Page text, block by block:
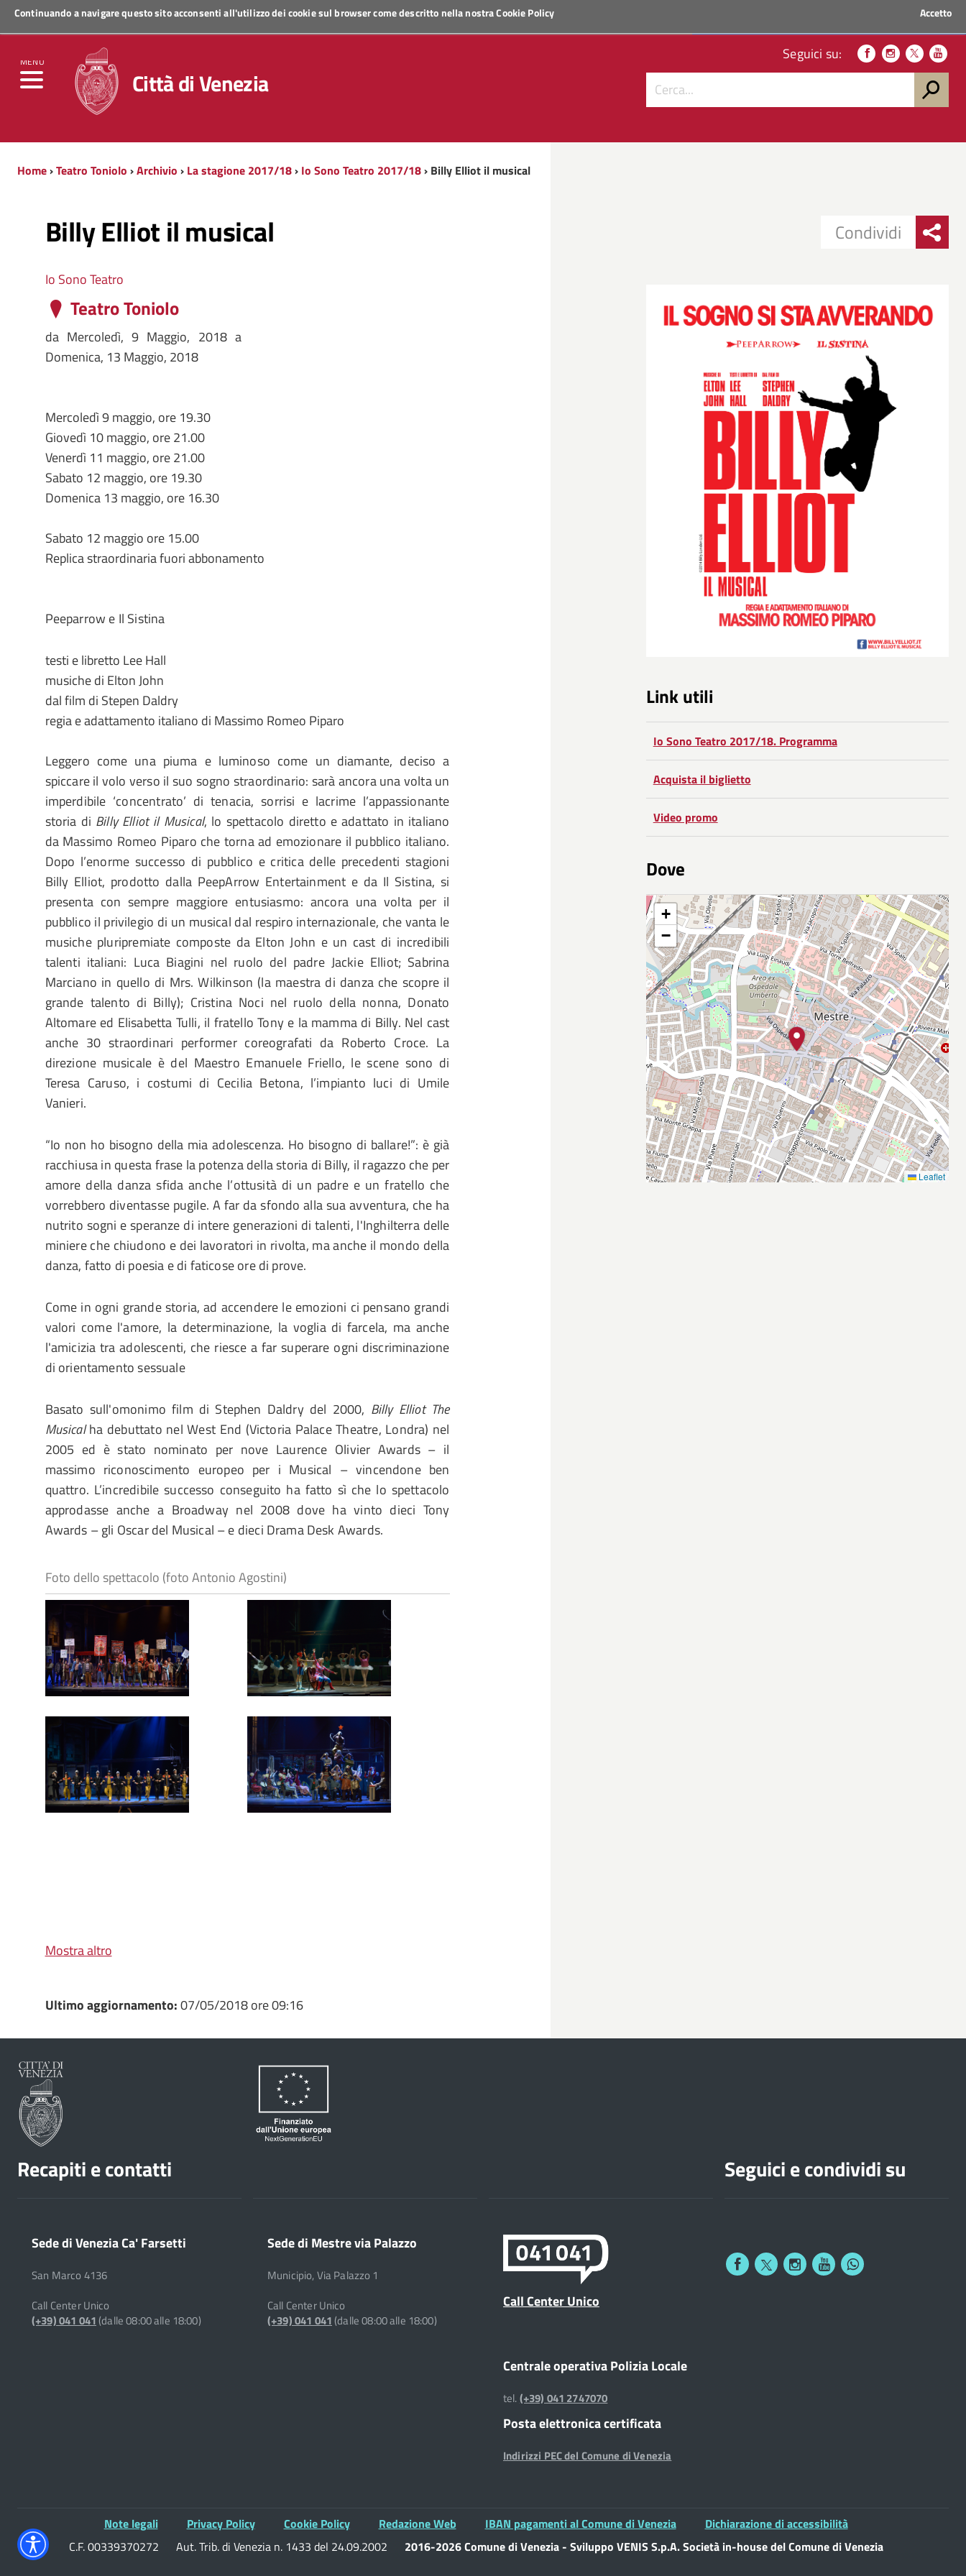
Continuando a navigare questo sito acconsenti all'utilizzo dei cookie sul browser come descritto nella nostraCookie Policy Accetto
MENU
Regione Veneto
Città di Venezia
Seguici su:
Home›Teatro Toniolo ›Archivio › La stagione 2017/18› Io Sono Teatro 2017/18› Billy Elliot il musical
Billy Elliot il musical
Io Sono Teatro
Teatro Toniolo
da Mercoledì, 9 Maggio, 2018a
Domenica, 13 Maggio, 2018
Mercoledì 9 maggio, ore 19.30
Giovedì 10 maggio, ore 21.00
Venerdì 11 maggio, ore 21.00
Sabato 12 maggio, ore 19.30
Domenica 13 maggio, ore 16.30
Sabato 12 maggio ore 15.00
Replica straordinaria fuori abbonamento
Peeparrow e Il Sistina
testi e libretto Lee Hall
musiche di Elton John
dal film di Stepen Daldry
regia e adattamento italiano di Massimo Romeo Piparo
Leggero come una piuma e luminoso come un diamante, deciso a
spiccare il volo verso il suo sogno straordinario: sarà ancora una volta un
imperdibile ‘concentrato’ di tenacia, sorrisi e lacrime l’appassionante
storia di Billy Elliot il Musical, lo spettacolo diretto e adattato in italiano
da Massimo Romeo Piparo che torna ad emozionare il pubblico italiano.
Dopo l’enorme successo di pubblico e critica delle precedenti stagioni
Billy Elliot, prodotto dalla PeepArrow Entertainment e da Il Sistina, si
presenta con sempre maggiore entusiasmo: ancora una volta per il
pubblico il privilegio di un musical dal respiro internazionale, che vanta le
musiche pluripremiate composte da Elton John e un cast di incredibili
talenti italiani: Luca Biagini nel ruolo del padre Jackie Elliot; Sabrina
Marciano in quello di Mrs. Wilkinson (la maestra di danza che scopre il
grande talento di Billy); Cristina Noci nel ruolo della nonna, Donato
Altomare ed Elisabetta Tulli, il fratello Tony e la mamma di Billy. Nel cast
anche 30 straordinari performer coreografati da Roberto Croce. La
direzione musicale è del Maestro Emanuele Friello, le scene sono di
Teresa Caruso, i costumi di Cecilia Betona, l’impianto luci di Umile
Vanieri.
“Io non ho bisogno della mia adolescenza. Ho bisogno di ballare!”: è già
racchiusa in questa frase la potenza della storia di Billy, il ragazzo che per
amore della danza sfida anche l’ottusità di un padre e un fratello che
vorrebbero diventasse pugile. A far da sfondo alla sua avventura, che ha
nutrito sogni e speranze di intere generazioni di talenti, l'Inghilterra delle
miniere che chiudono e dei lavoratori in rivolta, ma anche il mondo della
danza, fatto di poesia e di faticose ore di prove.
Come in ogni grande storia, ad accendere le emozioni ci pensano grandi
valori come l'amore, la determinazione, la voglia di farcela, ma anche
l'amicizia tra adolescenti, che riesce a far superare ogni discriminazione
di orientamento sessuale
Basato sull'omonimo film di Stephen Daldry del 2000, Billy Elliot The
Musicalha debuttato nel West End (Victoria Palace Theatre, Londra) nel
2005 ed è stato nominato per nove Laurence Olivier Awards – il
massimo riconoscimento europeo per i Musical – vincendone ben
quattro. L’incredibile successo conseguito ha fatto sì che lo spettacolo
approdasse anche a Broadway nel 2008 dove ha vinto dieci Tony
Awards – gli Oscar del Musical – e dieci Drama Desk Awards.
Foto dello spettacolo (foto Antonio Agostini)
Mostra altro
Condividi
Link utili
Io Sono Teatro 2017/18. Programma
Acquista il biglietto
Video promo
Dove
+
−
Leaflet
Ultimo aggiornamento:07/05/2018 ore 09:16
Recapiti e contatti
Sede di Venezia Ca' Farsetti
San Marco 4136
Call Center Unico
(+39) 041 041(dalle 08:00 alle 18:00)
Sede di Mestre via Palazzo
Municipio, Via Palazzo 1
Call Center Unico
(+39) 041 041(dalle 08:00 alle 18:00)
Call Center Unico
Centrale operativa Polizia Locale
tel.(+39) 041 2747070
Posta elettronica certificata
Indirizzi PEC del Comune di Venezia
Seguici e condividi su
Note legali Privacy Policy Cookie Policy Redazione Web IBAN pagamenti al Comune di Venezia
Dichiarazione di accessibilità
C.F. 00339370272
Aut. Trib. di Venezia n. 1433 del 24.09.2002 2016-2026 Comune di Venezia - Sviluppo VENIS S.p.A. Società in-house del Comune di Venezia